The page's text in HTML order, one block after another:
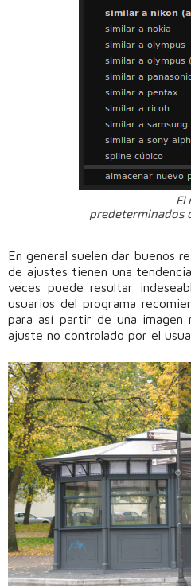
El
predeterminados
En general suelen dar buenos
de ajustes tienen una
veces puede resultar
usuarios del programa
para así partir de una imagen
ajuste no controlado por el